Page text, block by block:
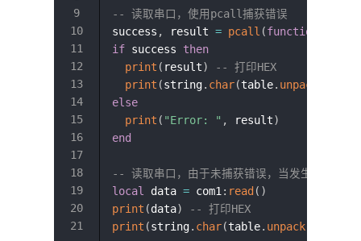
-- 读取串口，使用pcall捕获错误
success , result = pcall (function
if success then
print ( result)
-- 打印HEX
print (string. char(table. unpack
else
print ( "Error: " , result)
end
-- 读取串口，由于未捕获错误，当发生错误时，
local
data = com1 : read ( )
print (data)
-- 打印HEX
print (string. char(table. unpack